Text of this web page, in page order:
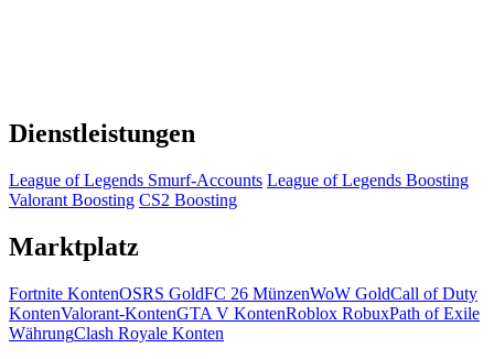
Dienstleistungen
League of Legends Smurf-Accounts League of Legends Boosting
Valorant Boosting CS2 Boosting
Marktplatz
Fortnite KontenOSRS GoldFC 26 MünzenWoW GoldCall of Duty
KontenValorant-KontenGTA V KontenRoblox RobuxPath of Exile
WährungClash Royale Konten